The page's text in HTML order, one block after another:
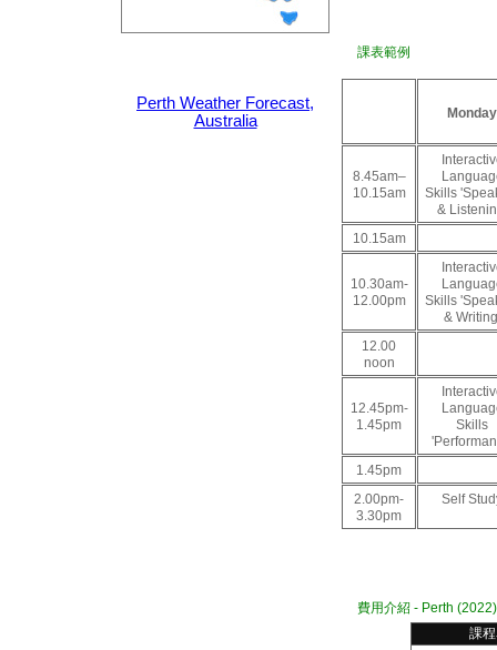
Perth Weather Forecast,
Australia
課表範例
Monday
8.45am–
10.15am
Skills
&
10.15am
10.30am-
12.00pm
Skills
&
12.00
noon
12.45pm-
1.45pm
Skills
1.45pm
2.00pm-
3.30pm
Self
費用介紹 - Perth (2022)
課